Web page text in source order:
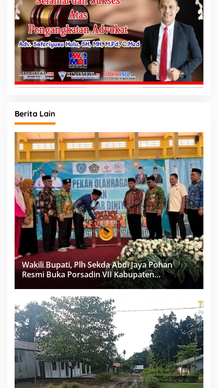
Berita Lain
Wakili Bupati, Plh Sekda Abdi Jaya Pohan
Resmi Buka Porsadin VII Kabupaten